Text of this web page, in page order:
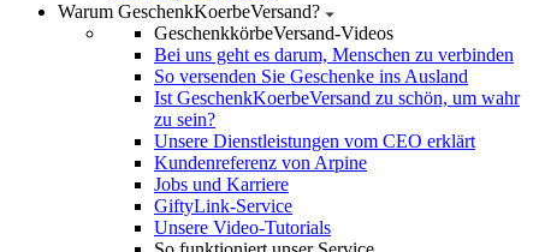
Warum GeschenkKoerbeVersand?
GeschenkkörbeVersand-Videos
Bei uns geht es darum, Menschen zu verbinden
So versenden Sie Geschenke ins Ausland
Ist GeschenkKoerbeVersand zu schön, um wahr
zu sein?
Unsere Dienstleistungen vom CEO erklärt
Kundenreferenz von Arpine
Jobs und Karriere
GiftyLink-Service
Unsere Video-Tutorials